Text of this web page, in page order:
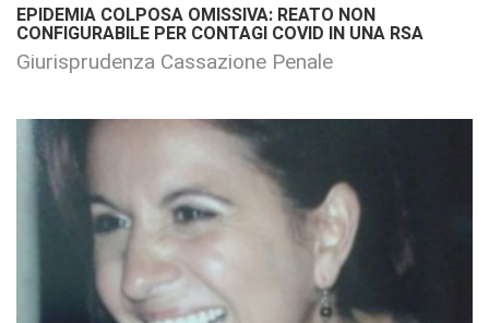
EPIDEMIA COLPOSA OMISSIVA: REATO NON
CONFIGURABILE PER CONTAGI COVID IN UNA RSA
Giurisprudenza Cassazione Penale